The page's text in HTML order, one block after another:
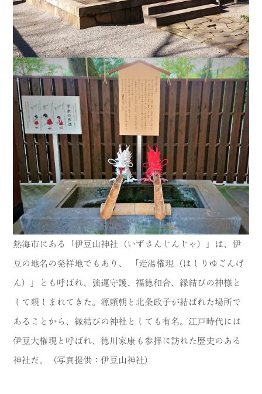
ACCESS
COLUMN
LINK
熱海市にある「伊豆山神社（いずさんじんじゃ）」は、伊
豆の地名の発祥地でもあり、 「走湯権現（はしりゆごんげ
ん）」とも呼ばれ、強運守護、福徳和合、縁結びの神様と
して親しまれてきた。源頼朝と北条政子が結ばれた場所で
あることから、縁結びの神社としても有名。江戸時代には
伊豆大権現と呼ばれ、徳川家康も参拝に訪れた歴史のある
神社だ。（写真提供：伊豆山神社）